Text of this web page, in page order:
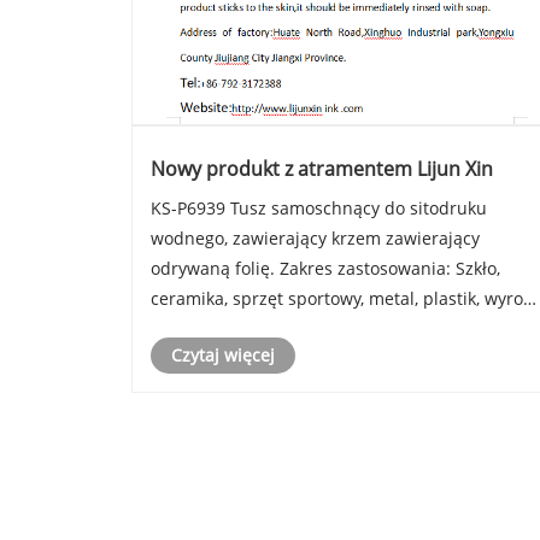
Nowy produkt z atramentem Lijun Xin
KS-P6939 Tusz samoschnący do sitodruku
wodnego, zawierający krzem zawierający
odrywaną folię. Zakres zastosowania: Szkło,
ceramika, sprzęt sportowy, metal, plastik, wyroby
atramentu: Nadaje się do druku
Czytaj więcej